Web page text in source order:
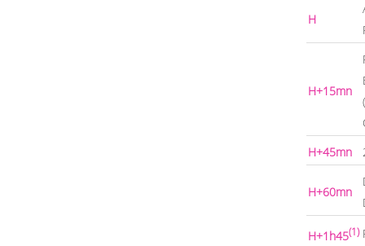
H
H+15mn
H+45mn
H+60mn
H+1h45(1)